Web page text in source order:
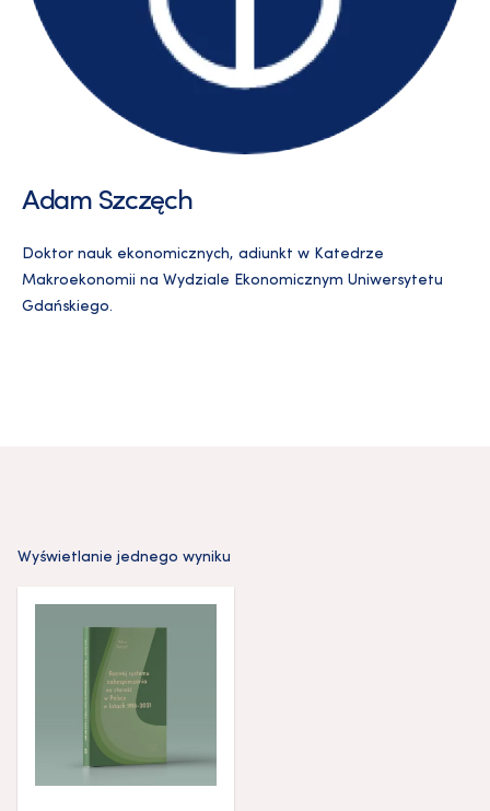
Adam Szczęch
Doktor nauk ekonomicznych, adiunkt w Katedrze
Makroekonomii na Wydziale Ekonomicznym Uniwersytetu
Gdańskiego.
Wyświetlanie jednego wyniku